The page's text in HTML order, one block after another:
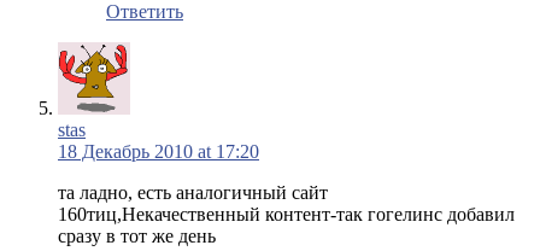
Ответить
stas
18 Декабрь 2010 at 17:20
та ладно, есть аналогичный сайт
160тиц,Некачественный контент-так гогелинс добавил
сразу в тот же день